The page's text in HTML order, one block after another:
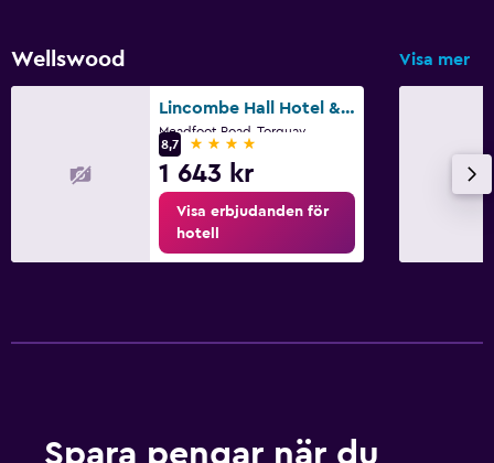
Wellswood Visa mer
Lincombe Hall Hotel & Spa - Just for Adults
Meadfoot Road, Torquay
8,7
4 stjärnor
1 643 kr
Visa erbjudanden för
hotell
Spara pengar när du